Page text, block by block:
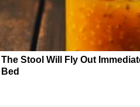
The Stool Will Fly Out
Bed